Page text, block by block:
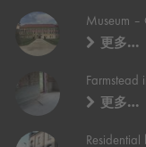
Museum –
更多…
Farmstead
更多…